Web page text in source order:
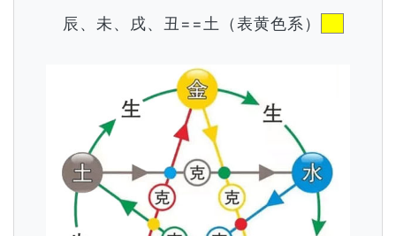
辰、未、戌、丑==土（表黄色系）